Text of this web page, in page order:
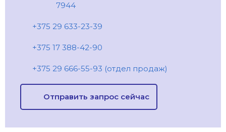
7944
+375 29 633-23-39
+375 17 388-42-90
+375 29 666-55-93 (отдел продаж)
Отправить запрос сейчас